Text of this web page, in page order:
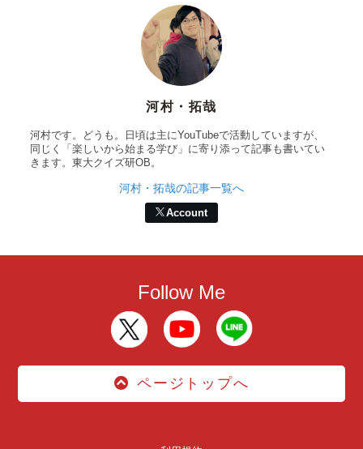
河村・拓哉
河村です。どうも。日頃は主にYouTubeで活動していますが、
同じく「楽しいから始まる学び」に寄り添って記事も書いてい
きます。東大クイズ研OB。
河村・拓哉の記事一覧へ
Account
Follow Me
ページトップへ